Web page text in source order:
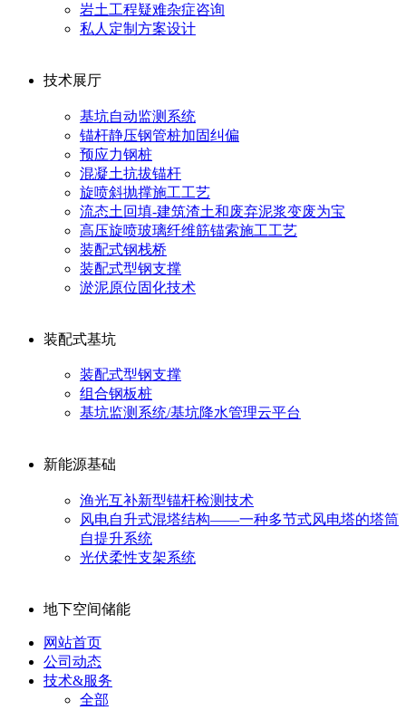
岩土工程疑难杂症咨询
私人定制方案设计
技术展厅
基坑自动监测系统
锚杆静压钢管桩加固纠偏
预应力钢桩
混凝土抗拔锚杆
旋喷斜抛撑施工工艺
流态土回填-建筑渣土和废弃泥浆变废为宝
高压旋喷玻璃纤维筋锚索施工工艺
装配式钢栈桥
装配式型钢支撑
淤泥原位固化技术
装配式基坑
装配式型钢支撑
组合钢板桩
基坑监测系统/基坑降水管理云平台
新能源基础
渔光互补新型锚杆检测技术
风电自升式混塔结构——一种多节式风电塔的塔筒
自提升系统
光伏柔性支架系统
地下空间储能
网站首页
公司动态
技术&服务
全部